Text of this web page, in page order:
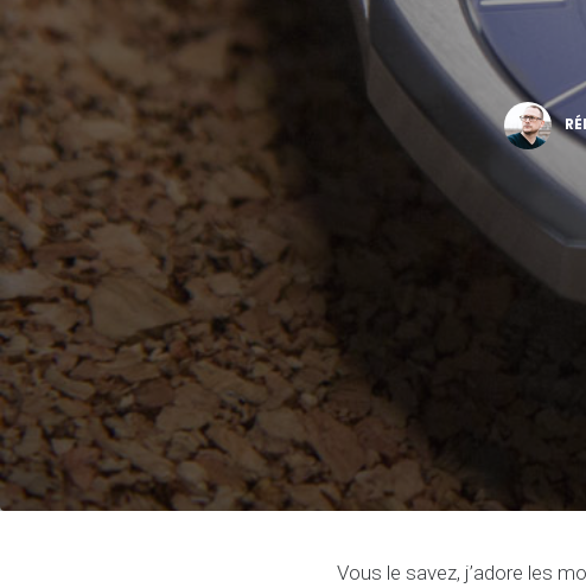
Vous le savez, j’adore les